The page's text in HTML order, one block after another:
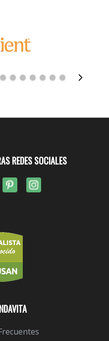
REDES SOCIALES